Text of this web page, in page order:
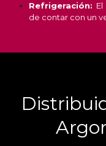
Refrigeración:
de contar con un